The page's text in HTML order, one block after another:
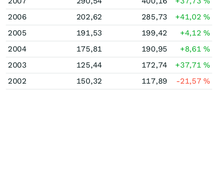
2006
202,62 285,73 +41,02%
2005
191,53 199,42 +4,12%
2004
175,81 190,95 +8,61%
2003
125,44 172,74 +37,71%
2002
150,32 117,89 -21,57%